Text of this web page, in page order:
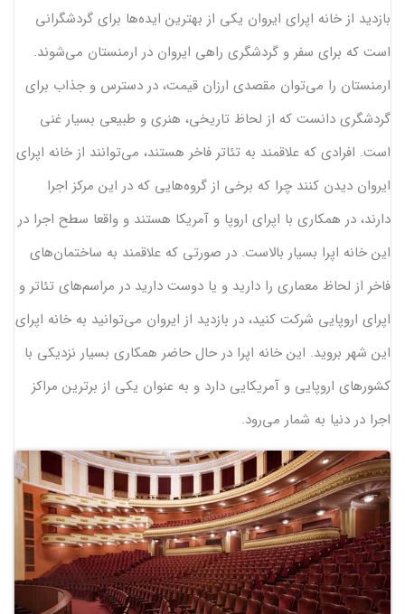
بازدید از خانه اپرای ایروان یکی از بهترین ایده‌ها برای گردشگرانی
است که برای سفر و گردشگری راهی ایروان در ارمنستان می‌شوند.
ارمنستان را می‌توان مقصدی ارزان قیمت، در دسترس و جذاب برای
گردشگری دانست که از لحاظ تاریخی، هنری و طبیعی بسیار غنی
است. افرادی که علاقمند به تئاتر فاخر هستند، می‌توانند از خانه اپرای
ایروان دیدن کنند چرا که برخی از گروه‌هایی که در این مرکز اجرا
دارند، در همکاری با اپرای اروپا و آمریکا هستند و واقعا سطح اجرا در
این خانه اپرا بسیار بالاست. در صورتی که علاقمند به ساختمان‌های
فاخر از لحاظ معماری را دارید و یا دوست دارید در مراسم‌های تئاتر و
اپرای اروپایی شرکت کنید، در بازدید از ایروان می‌توانید به خانه اپرای
این شهر بروید. این خانه اپرا در حال حاضر همکاری بسیار نزدیکی با
کشورهای اروپایی و آمریکایی دارد و به عنوان یکی از برترین مراکز
اجرا در دنیا به شمار می‌رود.